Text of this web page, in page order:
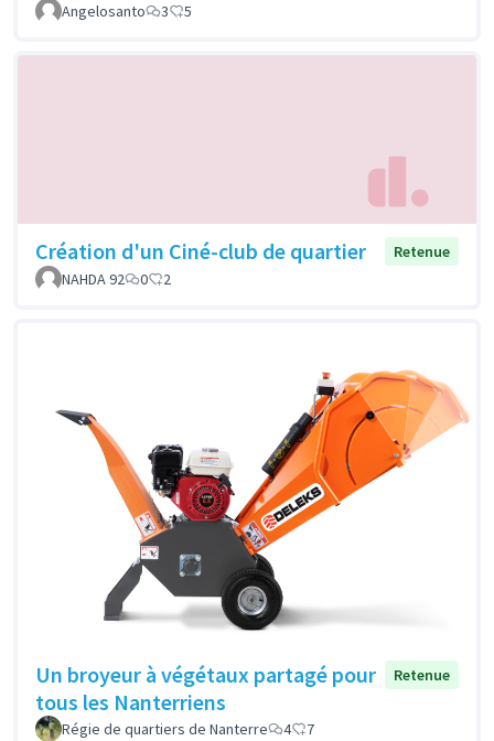
Angelosanto 3 5
Création d'un Ciné-club de quartier
Retenue
NAHDA 92
0 2
Un broyeur à végétaux partagé pour
tous les Nanterriens
Retenue
Régie de quartiers de Nanterre 4 7